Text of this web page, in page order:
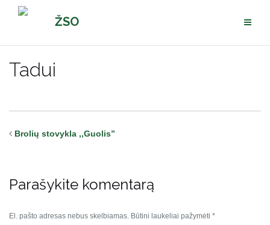
Pereiti
ŽSO
Tadui
Brolių stovykla ,,Guolis”
Parašykite komentarą
El. pašto adresas nebus skelbiamas. Būtini laukeliai pažymėti *